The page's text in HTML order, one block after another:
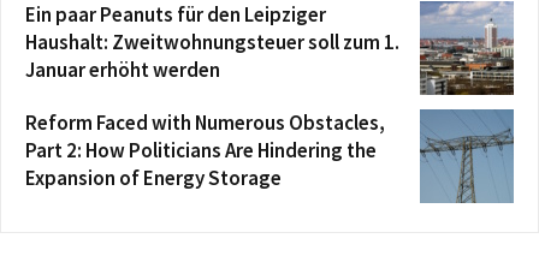
Ein paar Peanuts für den Leipziger
Haushalt: Zweitwohnungsteuer soll zum 1.
Januar erhöht werden
Reform Faced with Numerous Obstacles,
Part 2: How Politicians Are Hindering the
Expansion of Energy Storage